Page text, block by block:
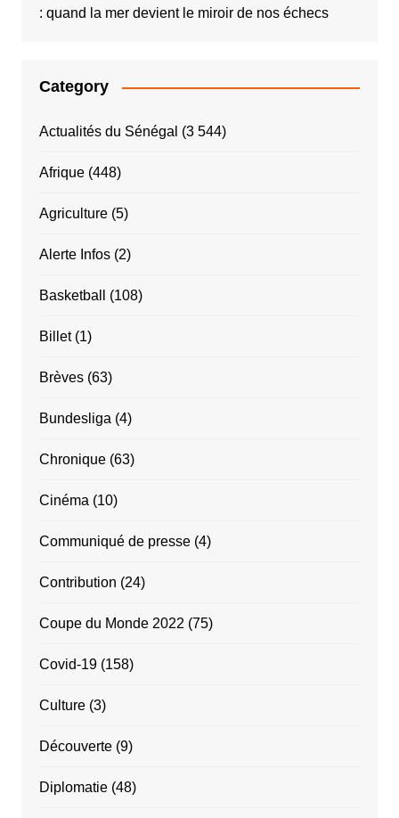
: quand la mer devient le miroir de nos échecs
Category
Actualités du Sénégal (3 544)
Afrique(448)
Agriculture(5)
Alerte Infos(2)
Basketball (108)
Billet(1)
Brèves(63)
Bundesliga (4)
Chronique(63)
Cinéma (10)
Communiqué de presse(4)
Contribution (24)
Coupe du Monde 2022 (75)
Covid-19(158)
Culture(3)
Découverte(9)
Diplomatie(48)